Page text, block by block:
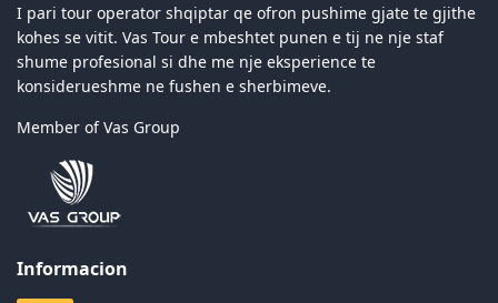
I pari tour operator shqiptar qe ofron pushime gjate te gjithe
kohes se vitit. Vas Tour e mbeshtet punen e tij ne nje staf
shume profesional si dhe me nje eksperience te
konsiderueshme ne fushen e sherbimeve.
Member of Vas Group
Informacion